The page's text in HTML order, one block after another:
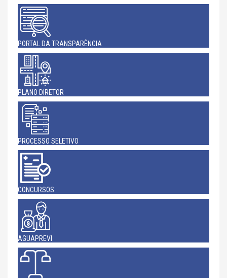
PORTAL DA TRANSPARÊNCIA
PLANO DIRETOR
PROCESSO SELETIVO
CONCURSOS
AGUAPREVI